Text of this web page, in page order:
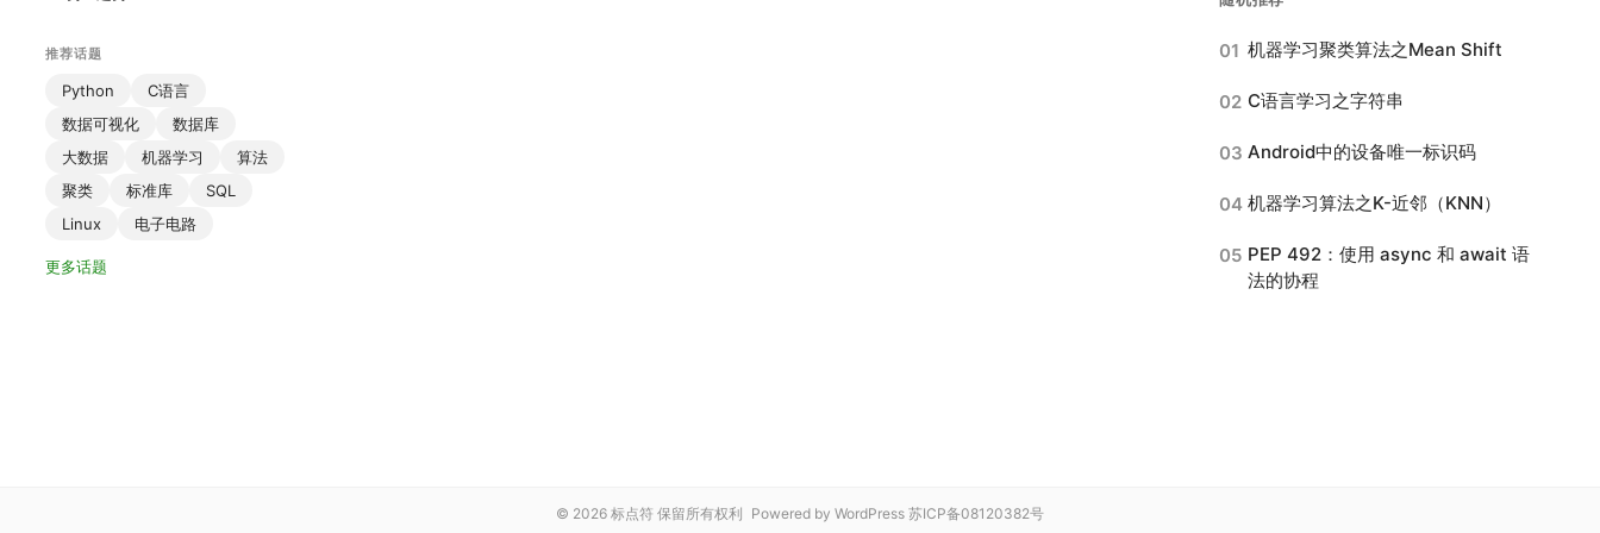
推荐话题
Python
C语言
数据可视化
数据库
大数据
机器学习
算法
聚类
标准库
SQL
Linux
电子电路
更多话题
01 机器学习聚类算法之Mean Shift
02 C语言学习之字符串
03 Android中的设备唯一标识码
04 机器学习算法之K-近邻（KNN）
05 PEP 492：使用 async 和 await 语
法的协程
© 2026 标点符 保留所有权利 Powered by WordPress 苏ICP备08120382号